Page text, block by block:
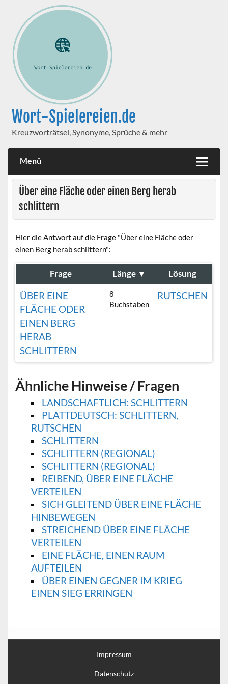
Wort-Spielereien.de
Kreuzworträtsel, Synonyme, Sprüche & mehr
Menü
Über eine Fläche oder einen Berg herab
schlittern
Hier die Antwort auf die Frage "Über eine Fläche oder
einen Berg herab schlittern":
Frage Länge ▼ Lösung
ÜBER EINE
FLÄCHE ODER
EINEN BERG
HERAB
SCHLITTERN
8
Buchstaben
RUTSCHEN
Ähnliche Hinweise / Fragen
LANDSCHAFTLICH: SCHLITTERN
PLATTDEUTSCH: SCHLITTERN,
RUTSCHEN
SCHLITTERN
SCHLITTERN (REGIONAL)
SCHLITTERN (REGIONAL)
REIBEND, ÜBER EINE FLÄCHE
VERTEILEN
SICH GLEITEND ÜBER EINE FLÄCHE
HINBEWEGEN
STREICHEND ÜBER EINE FLÄCHE
VERTEILEN
EINE FLÄCHE, EINEN RAUM
AUFTEILEN
ÜBER EINEN GEGNER IM KRIEG
EINEN SIEG ERRINGEN
Impressum
Datenschutz